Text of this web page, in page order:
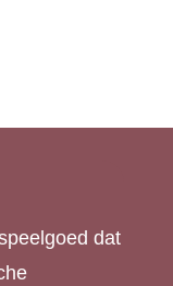
dat